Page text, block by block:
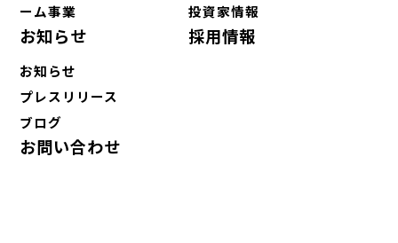
ーム事業
投資家情報
お知らせ
お知らせ
プレスリリース
ブログ
採用情報
お問い合わせ